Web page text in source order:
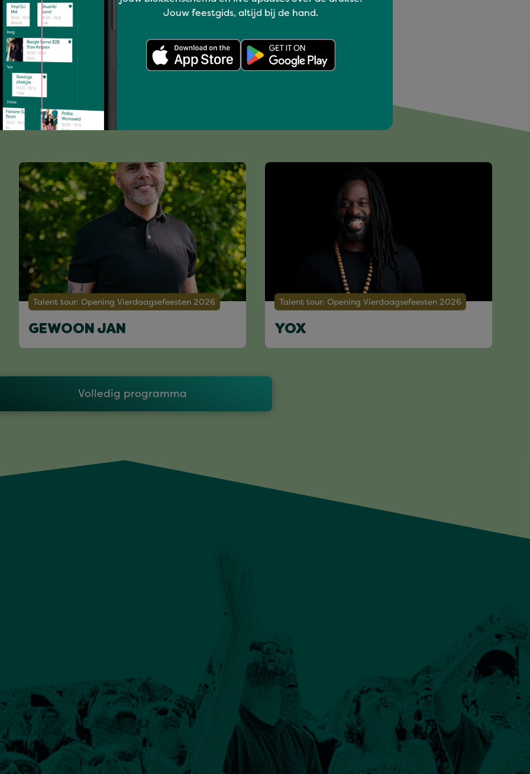
vind je mogelijk ook leuk
Talent tour: Opening Vierdaagsefeesten 2026
GEWOON JAN
Talent tour: Opening Vierdaagsefeesten 2026
YOX
Volledig programma
Jouw feestgids, altijd bij de hand.